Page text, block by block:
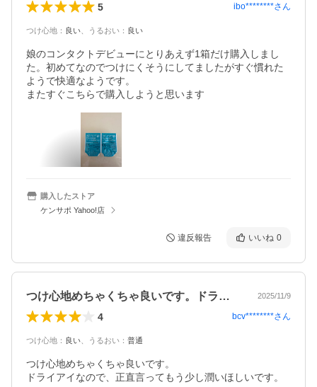
5 ibo********さん
つけ心地 ： 良い うるおい ： 良い
娘のコンタクトデビューにとりあえず1箱だけ購入しまし
た。初めてなのでつけにくそうにしてましたがすぐ慣れた
ようで快適なようです。
またすぐこちらで購入しようと思います
購入したストア
ケンサポ Yahoo!店
違反報告 いいね 0
つけ心地めちゃくちゃ良いです。ドライア… 2025/11/9
4 bcv********さん
つけ心地 ： 良い うるおい ： 普通
つけ心地めちゃくちゃ良いです。
ドライアイなので、正直言ってもう少し潤いほしいです。